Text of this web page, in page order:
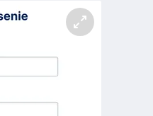
Zväčšiť